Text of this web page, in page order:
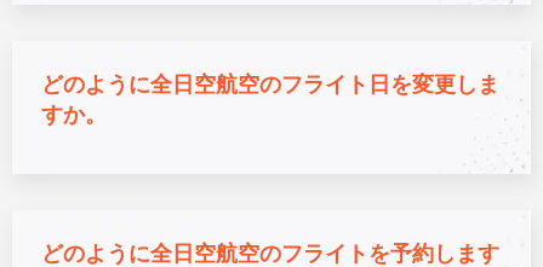
どのように全日空航空のフライト日を変更しま
すか。
どのように全日空航空のフライトを予約します